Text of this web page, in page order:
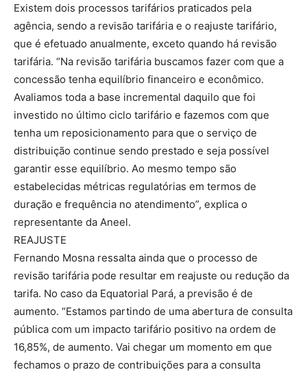
Existem dois processos tarifários praticados pela
agência, sendo a revisão tarifária e o reajuste tarifário,
que é efetuado anualmente, exceto quando há revisão
tarifária. “Na revisão tarifária buscamos fazer com que a
concessão tenha equilíbrio financeiro e econômico.
Avaliamos toda a base incremental daquilo que foi
investido no último ciclo tarifário e fazemos com que
tenha um reposicionamento para que o serviço de
distribuição continue sendo prestado e seja possível
garantir esse equilíbrio. Ao mesmo tempo são
estabelecidas métricas regulatórias em termos de
duração e frequência no atendimento”, explica o
representante da Aneel.
REAJUSTE
Fernando Mosna ressalta ainda que o processo de
revisão tarifária pode resultar em reajuste ou redução da
tarifa. No caso da Equatorial Pará, a previsão é de
aumento. “Estamos partindo de uma abertura de consulta
pública com um impacto tarifário positivo na ordem de
16,85%, de aumento. Vai chegar um momento em que
fechamos o prazo de contribuições para a consulta